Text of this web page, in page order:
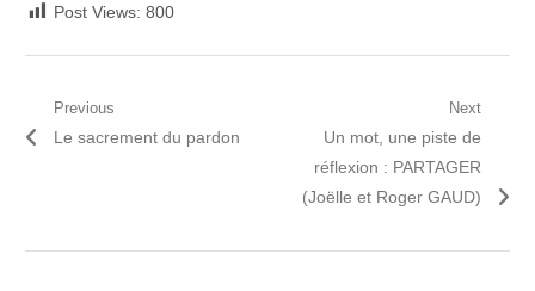
Post Views: 800
Navigation
de
Previous
Previous
Le sacrement du pardon
Next
Next
post:
Un mot, une piste de
réflexion : PARTAGER
(Joëlle et Roger GAUD)